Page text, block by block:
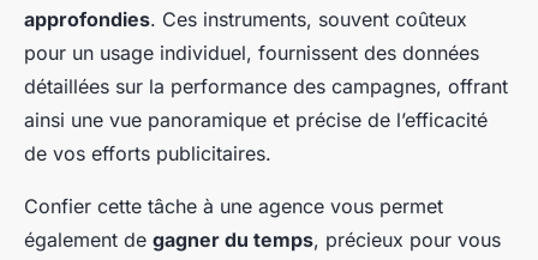
approfondies. Ces instruments, souvent coûteux
pour un usage individuel, fournissent des données
détaillées sur la performance des campagnes, offrant
ainsi une vue panoramique et précise de l’efficacité
de vos efforts publicitaires.
Confier cette tâche à une agence vous permet
également de gagner du temps, précieux pour vous